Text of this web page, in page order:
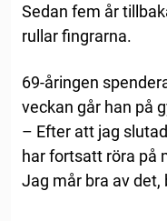
Sedan fem år
rullar fingrarna.
69-åringen
veckan går han på
– Efter att jag
har fortsatt röra på
Jag mår bra av det,